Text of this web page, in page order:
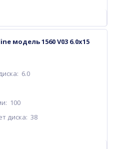
модель 1560 V03 6.0х15
6.0
100
диска: 38